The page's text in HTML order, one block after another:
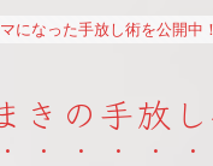
になった手放し術を公開中
きの手放